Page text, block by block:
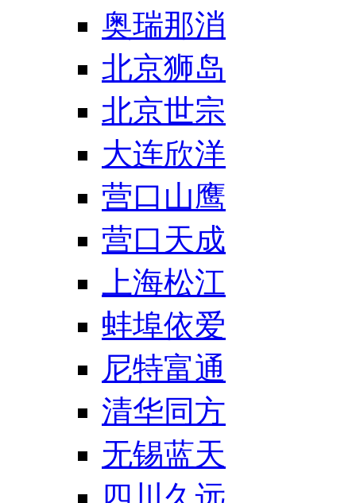
奥瑞那消
北京狮岛
北京世宗
大连欣洋
营口山鹰
营口天成
上海松江
蚌埠依爱
尼特富通
清华同方
无锡蓝天